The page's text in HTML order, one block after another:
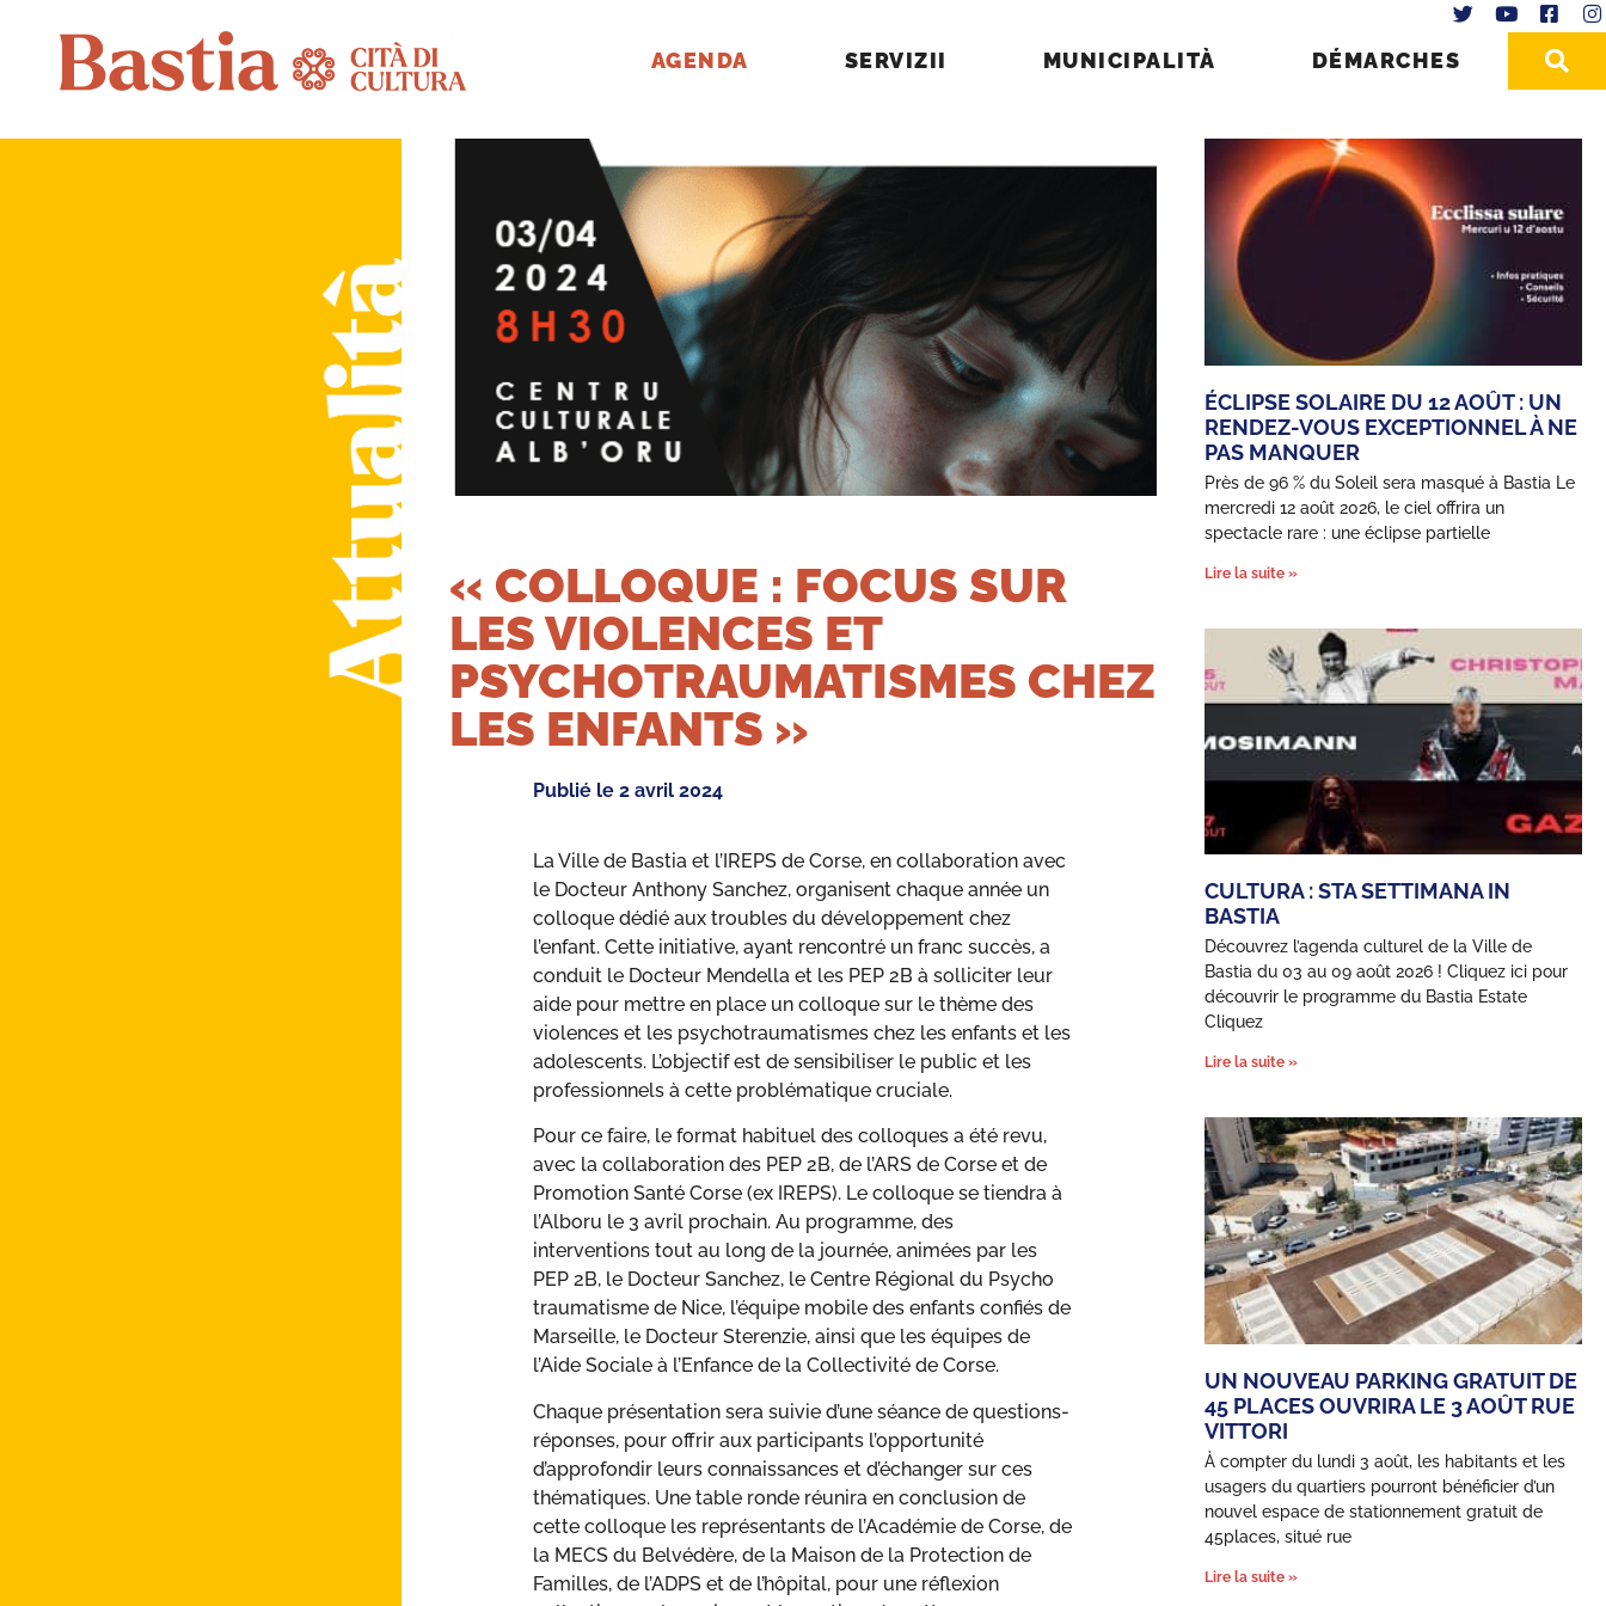
AGENDA SERVIZII MUNICIPALITÀ DÉMARCHES
« COLLOQUE : FOCUS SUR
LES VIOLENCES ET
PSYCHOTRAUMATISMES CHEZ
LES ENFANTS »
Publié le 2 avril 2024
La Ville de Bastia et l’IREPS de Corse, en collaboration avec
le Docteur Anthony Sanchez, organisent chaque année un
colloque dédié aux troubles du développement chez
l’enfant. Cette initiative, ayant rencontré un franc succès, a
conduit le Docteur Mendella et les PEP 2B à solliciter leur
aide pour mettre en place un colloque sur le thème des
violences et les psychotraumatismes chez les enfants et les
adolescents. L’objectif est de sensibiliser le public et les
professionnels à cette problématique cruciale.
Pour ce faire, le format habituel des colloques a été revu,
avec la collaboration des PEP 2B, de l’ARS de Corse et de
Promotion Santé Corse (ex IREPS). Le colloque se tiendra à
l’Alboru le 3 avril prochain. Au programme, des
interventions tout au long de la journée, animées par les
PEP 2B, le Docteur Sanchez, le Centre Régional du Psycho
traumatisme de Nice, l’équipe mobile des enfants confiés de
Marseille, le Docteur Sterenzie, ainsi que les équipes de
l’Aide Sociale à l’Enfance de la Collectivité de Corse.
Chaque présentation sera suivie d’une séance de questions-
réponses, pour offrir aux participants l’opportunité
d’approfondir leurs connaissances et d’échanger sur ces
thématiques. Une table ronde réunira en conclusion de
cette colloque les représentants de l’Académie de Corse, de
la MECS du Belvédère, de la Maison de la Protection de
Familles, de l’ADPS et de l’hôpital, pour une réflexion
ÉCLIPSE SOLAIRE DU 12 AOÛT : UN
RENDEZ-VOUS EXCEPTIONNEL À NE
PAS MANQUER
Près de 96 % du Soleil sera masqué à Bastia Le
mercredi 12 août 2026, le ciel offrira un
spectacle rare : une éclipse partielle
Lire la suite »
CULTURA : STA SETTIMANA IN
BASTIA
Découvrez l’agenda culturel de la Ville de
Bastia du 03 au 09 août 2026 ! Cliquez ici pour
découvrir le programme du Bastia Estate
Cliquez
Lire la suite »
UN NOUVEAU PARKING GRATUIT DE
45 PLACES OUVRIRA LE 3 AOÛT RUE
VITTORI
À compter du lundi 3 août, les habitants et les
usagers du quartiers pourront bénéficier d’un
nouvel espace de stationnement gratuit de
45places, situé rue
Lire la suite »